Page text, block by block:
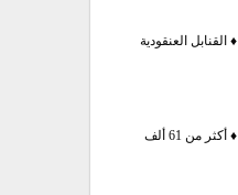
♦️القنابل العنقودية
♦️
أكثر من 61 ألف